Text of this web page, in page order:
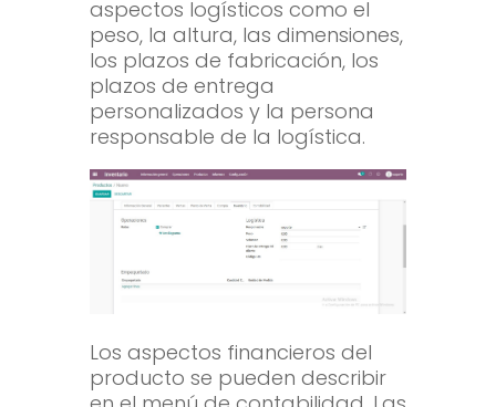
aspectos logísticos como el
peso, la altura, las dimensiones,
los plazos de fabricación, los
plazos de entrega
personalizados y la persona
responsable de la logística.
Los aspectos financieros del
producto se pueden describir